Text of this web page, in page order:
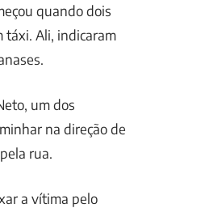
quando dois
táxi. Ali, indicaram
um dos
na direção de
rua.
a vítima pelo